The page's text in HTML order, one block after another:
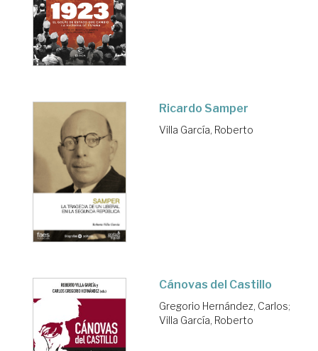
Ricardo Samper
Villa García, Roberto
Cánovas del Castillo
Gregorio Hernández, Carlos;
Villa García, Roberto